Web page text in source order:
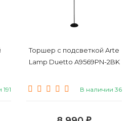
Торшер с подсветкой Arte
Lamp Duetto A9569PN-2BK
В наличии 36